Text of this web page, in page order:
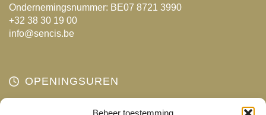
Beheer toestemming
de
productpagina
Ondernemingsnummer: BE07 8721 3990
+32 38 30 19 00
info@sencis.be
OPENINGSUREN
Gesloten